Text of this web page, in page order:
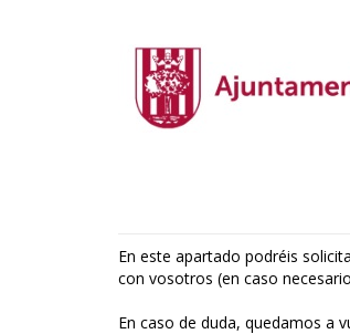
En este apartado podréis
con vosotros (en caso
En caso de duda, quedamos a